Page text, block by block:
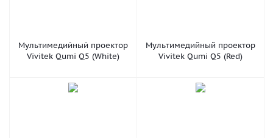
Мультимедийный проектор
Vivitek Qumi Q5 (White)
Мультимедийный проектор
Vivitek Qumi Q5 (Red)